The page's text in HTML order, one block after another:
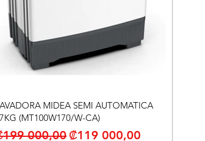
MIDEA SEMI AUTOMATICA
(MT100W170/W-CA)
000,00 Precio de oferta
₡119 000,00